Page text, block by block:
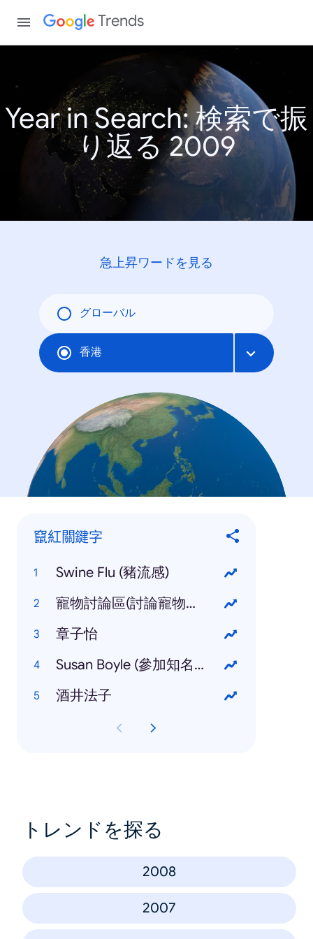
Trends
Year in Search: 検索で振
り返る 2009
急上昇ワードを見る
グローバル
香港
竄紅關鍵字
Swine Flu (豬流感)
寵物討論區(討論寵物的討論區)
章子怡
Susan Boyle (參加知名選秀節目 Britain's Got Talent)
酒井法子
トレンドを探る
2008
2007